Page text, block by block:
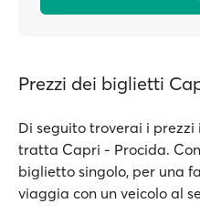
Prezzi dei biglietti
Di seguito troverai i
tratta Capri - Procida.
biglietto singolo, per una
viaggia con un veicolo al